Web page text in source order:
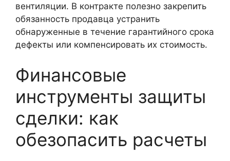
вентиляции. В контракте полезно закрепить
обязанность продавца устранить
обнаруженные в течение гарантийного срока
дефекты или компенсировать их стоимость.
Финансовые
инструменты защиты
сделки: как
обезопасить расчеты